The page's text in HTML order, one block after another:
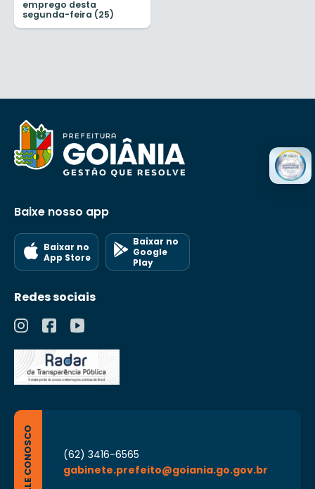
emprego desta
segunda-feira (25)
Baixe nosso app
Baixar no
App Store
Baixar no
Google
Play
Redes sociais
FALE CONOSCO
(62) 3416-6565
gabinete.prefeito@goiania.go.gov.br